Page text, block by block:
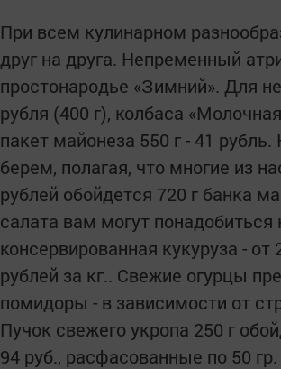
При всем кулинарном
друг на друга. Непременный
простонародье «Зимний». Для
рубля (400 г), колбаса
пакет майонеза 550 г - 41
берем, полагая, что многие из
рублей обойдется 720 г банка
салата вам могут понадобиться
консервированная кукуруза -
рублей за кг.. Свежие огурцы
помидоры - в зависимости от
Пучок свежего укропа 250 г
94 руб., расфасованные по 50